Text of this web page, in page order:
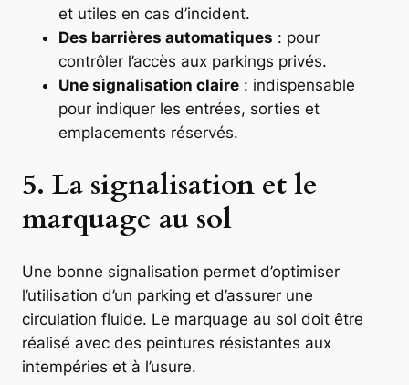
et utiles en cas d’incident.
Des barrières automatiques : pour
contrôler l’accès aux parkings privés.
Une signalisation claire : indispensable
pour indiquer les entrées, sorties et
emplacements réservés.
5. La signalisation et le
marquage au sol
Une bonne signalisation permet d’optimiser
l’utilisation d’un parking et d’assurer une
circulation fluide. Le marquage au sol doit être
réalisé avec des peintures résistantes aux
intempéries et à l’usure.